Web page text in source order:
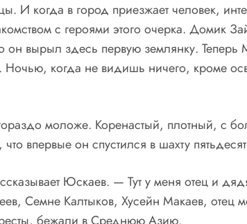
И когда в город приезжает человек,
с героями этого очерка. Домик
вырыл здесь первую землянку. Теперь
когда не видишь ничего, кроме
моложе. Коренастый, плотный, с
впервые он спустился в шахту
Юскаев. — Тут у меня отец и
Семне Калтыков, Хусейн Макаев,
бежали в Среднюю Азию.